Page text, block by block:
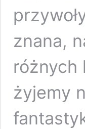
znana,
różnych
żyjemy